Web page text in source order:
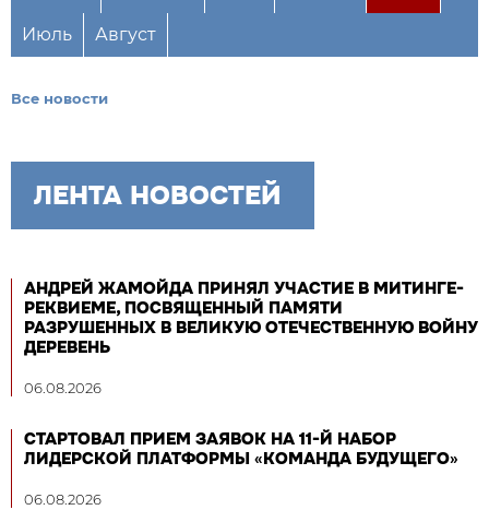
Июль Август
Все новости
ЛЕНТА НОВОСТЕЙ
АНДРЕЙ ЖАМОЙДА ПРИНЯЛ УЧАСТИЕ В МИТИНГЕ-
РЕКВИЕМЕ, ПОСВЯЩЕННЫЙ ПАМЯТИ
РАЗРУШЕННЫХ В ВЕЛИКУЮ ОТЕЧЕСТВЕННУЮ ВОЙНУ
ДЕРЕВЕНЬ
06.08.2026
СТАРТОВАЛ ПРИЕМ ЗАЯВОК НА 11-Й НАБОР
ЛИДЕРСКОЙ ПЛАТФОРМЫ «КОМАНДА БУДУЩЕГО»
06.08.2026